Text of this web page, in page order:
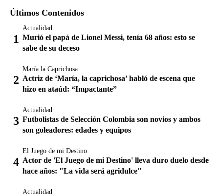
Últimos Contenidos
Actualidad
Murió el papá de Lionel Messi, tenía 68 años: esto se
sabe de su deceso
María la Caprichosa
Actriz de ‘María, la caprichosa’ habló de escena que
hizo en ataúd: “Impactante”
Actualidad
Futbolistas de Selección Colombia son novios y ambos
son goleadores: edades y equipos
El Juego de mi Destino
Actor de 'El Juego de mi Destino' lleva duro duelo desde
hace años: "La vida será agridulce"
Actualidad